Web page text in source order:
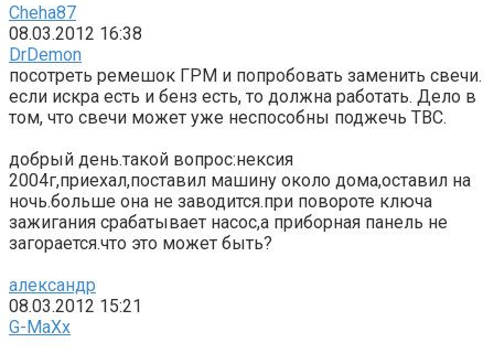
Cheha87
08.03.2012 16:38
DrDemon
посотреть ремешок ГРМ и попробовать заменить свечи.
если искра есть и бенз есть, то должна работать. Дело в
том, что свечи может уже неспособны поджечь ТВС.
добрый день.такой вопрос:нексия
2004г,приехал,поставил машину около дома,оставил на
ночь.больше она не заводится.при повороте ключа
зажигания срабатывает насос,а приборная панель не
загорается.что это может быть?
александр
08.03.2012 15:21
G-MaXx